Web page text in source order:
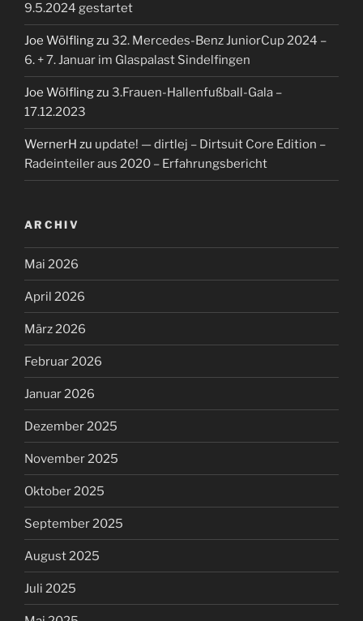
9.5.2024 gestartet
Joe Wölflingzu 32. Mercedes-Benz JuniorCup 2024 –
6. + 7. Januar im Glaspalast Sindelfingen
Joe Wölflingzu 3.Frauen-Hallenfußball-Gala –
17.12.2023
WernerH zu update! — dirtlej – Dirtsuit Core Edition –
Radeinteiler aus 2020 – Erfahrungsbericht
ARCHIV
Mai 2026
April 2026
März 2026
Februar 2026
Januar 2026
Dezember 2025
November 2025
Oktober 2025
September 2025
August 2025
Juli 2025